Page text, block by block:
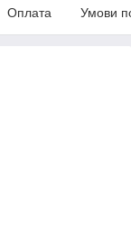
Оплата Умови